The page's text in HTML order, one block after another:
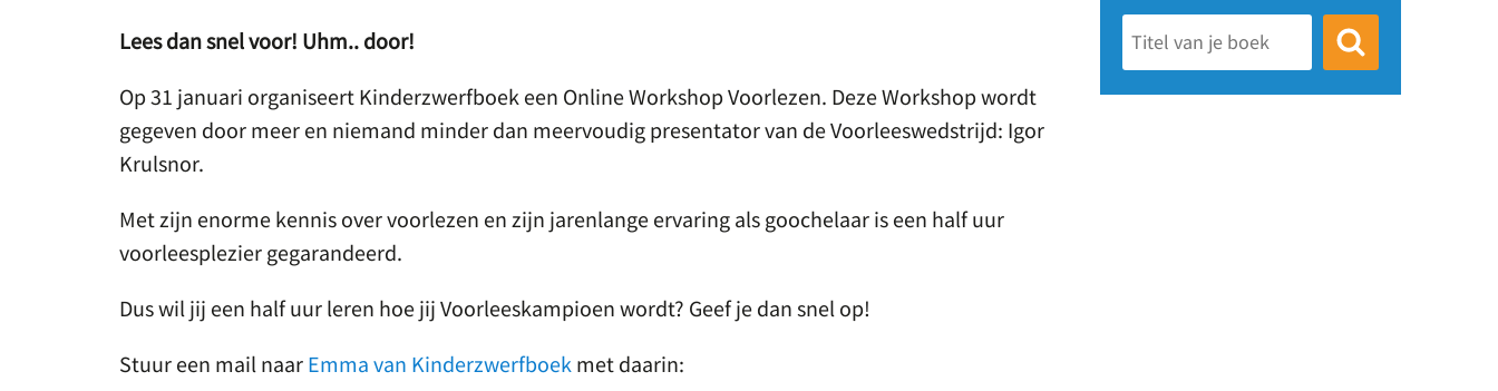
Lees dan snel voor! Uhm.. door!
Op 31 januari organiseert Kinderzwerfboek een Online Workshop Voorlezen. Deze Workshop wordt
gegeven door meer en niemand minder dan meervoudig presentator van de Voorleeswedstrijd: Igor
Krulsnor.
Met zijn enorme kennis over voorlezen en zijn jarenlange ervaring als goochelaar is een half uur
voorleesplezier gegarandeerd.
Dus wil jij een half uur leren hoe jij Voorleeskampioen wordt? Geef je dan snel op!
Stuur een mail naar Emma van Kinderzwerfboek met daarin: